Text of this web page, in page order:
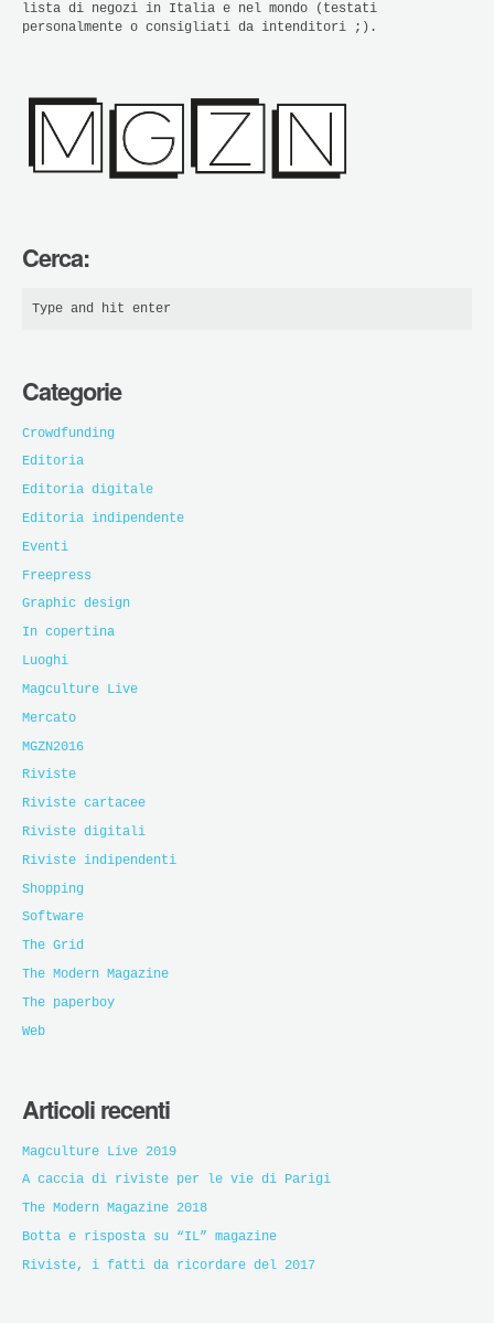
lista di negozi in Italia e nel mondo (testati
personalmente o consigliati da intenditori ;).
Cerca:
Categorie
Crowdfunding
Editoria
Editoria digitale
Editoria indipendente
Eventi
Freepress
Graphic design
In copertina
Luoghi
Magculture Live
Mercato
MGZN2016
Riviste
Riviste cartacee
Riviste digitali
Riviste indipendenti
Shopping
Software
The Grid
The Modern Magazine
The paperboy
Web
Articoli recenti
Magculture Live 2019
A caccia di riviste per le vie di Parigi
The Modern Magazine 2018
Botta e risposta su “IL” magazine
Riviste, i fatti da ricordare del 2017